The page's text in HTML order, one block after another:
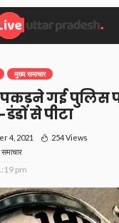
मुख्य समाचार
पकड़ने गई पुलिस
से पीटा
4, 2021
254 Views
pm